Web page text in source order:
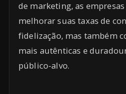
de marketing, as
melhorar suas taxas de
fidelização, mas também
mais autênticas e
público-alvo.